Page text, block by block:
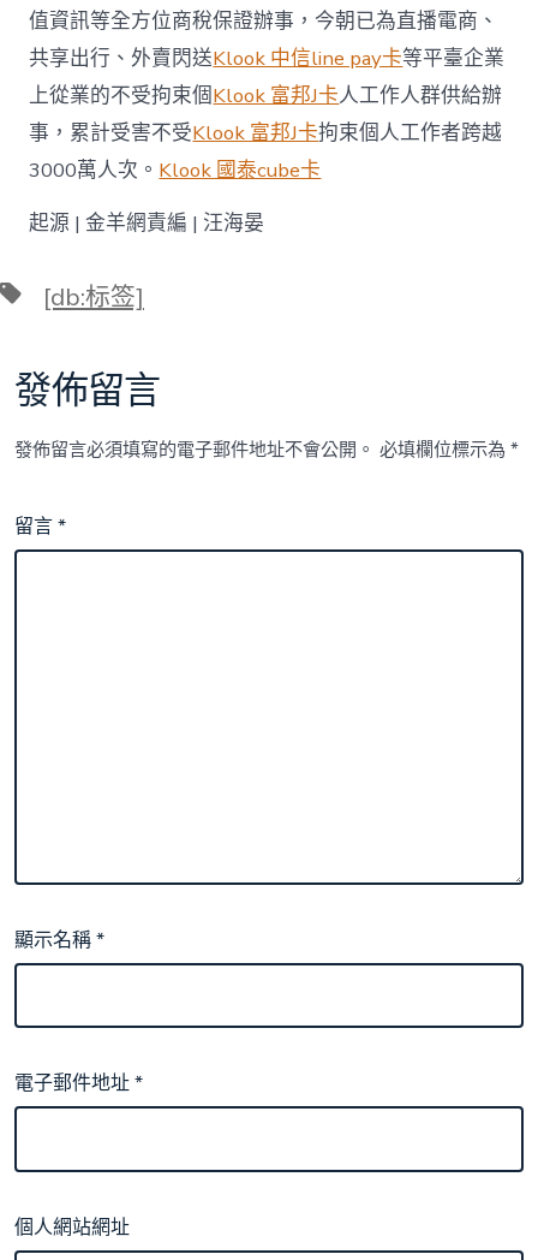
值資訊等全方位商稅保證辦事，今朝已為直播電商、
共享出行、外賣閃送Klook 中信line pay卡等平臺企業
上從業的不受拘束個Klook 富邦J卡人工作人群供給辦
事，累計受害不受Klook 富邦J卡拘束個人工作者跨越
3000萬人次。 Klook 國泰cube卡
起源 | 金羊網責編 | 汪海晏
標 [db:标签]
發佈留言
發佈留言必須填寫的電子郵件地址不會公開。 必填欄位標示為*
留言*
顯示名稱*
電子郵件地址*
個人網站網址